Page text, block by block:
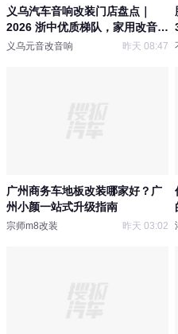
义乌汽车音响改装门店盘点｜
2026 浙中优质梯队，家用改音响
优选
义乌元音改音响 昨天 08:47
广州商务车地板改装哪家好？广
州小颜一站式升级指南
宗师m8改装 昨天 03:02